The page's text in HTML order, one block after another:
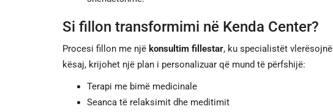
Si fillon transformimi në Kenda Center?
Procesi fillon me një konsultim fillestar, ku specialistët
kësaj, krijohet një plan i personalizuar që mund të përfshijë:
Terapi me bimë medicinale
Seanca të relaksimit dhe meditimit